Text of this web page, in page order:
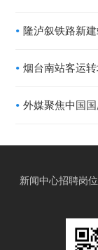
新闻中心招聘岗位